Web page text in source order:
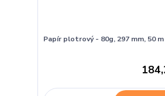
Papír plotrový - 80g, 297 mm, 50 m